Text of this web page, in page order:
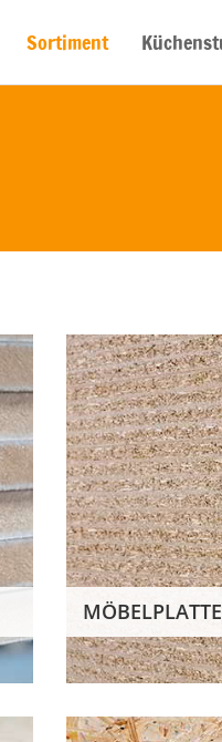
Sortiment
MÖBELPLATTE